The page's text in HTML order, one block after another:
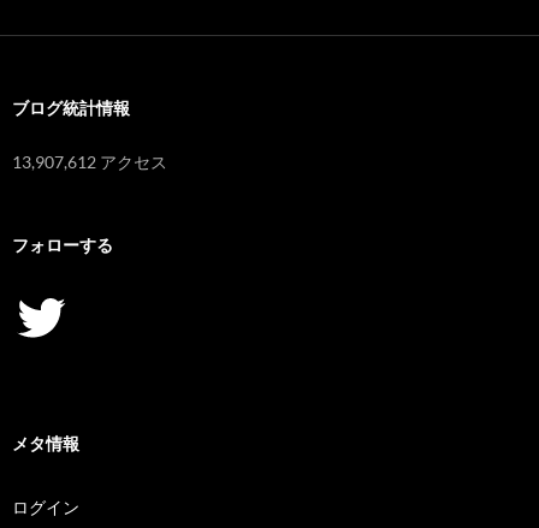
ブログ統計情報
13,907,612 アクセス
フォローする
Twitter
メタ情報
ログイン